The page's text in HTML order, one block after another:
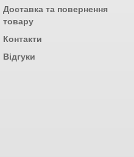
Доставка та повернення
товару
Контакти
Відгуки